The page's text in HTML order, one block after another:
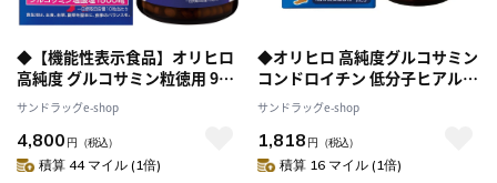
◆【機能性表示食品】オリヒロ
高純度 グルコサミン粒徳用 900
粒【2個セット】
サンドラッグe-shop
4,800 円 （税込）
積算 44 マイル (1倍)
◆オリヒロ 高純度グルコサミン
コンドロイチン 低分子ヒアルロ
ン酸 270粒(30日分）
サンドラッグe-shop
1,818 円 （税込）
積算 16 マイル (1倍)